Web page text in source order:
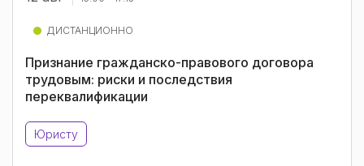
ДИСТАНЦИОННО
Признание гражданско-правового договора
трудовым: риски и последствия
переквалификации
Юристу